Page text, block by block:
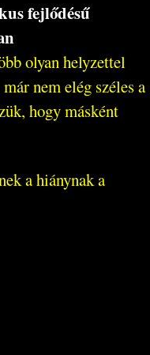
fejlődésű
olyan helyzettel
nem elég széles a
hogy másként
a hiánynak a